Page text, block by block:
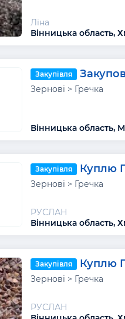
Ліна
Вінницька область,
Закупівля
Зернові > Гречка
Вінницька область,
Закупівля Куплю
Зернові > Гречка
РУСЛАН
Вінницька область,
Закупівля Куплю
Зернові > Гречка
РУСЛАН